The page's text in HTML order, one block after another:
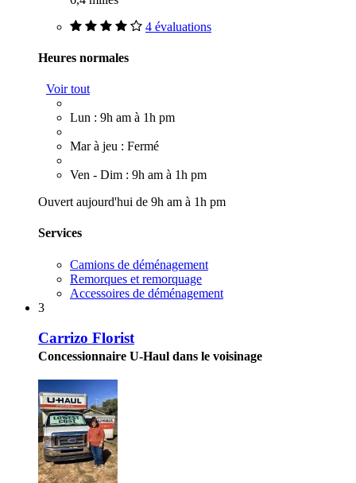
4 évaluations
Heures normales
Voir tout
Lun : 9h am à 1h pm
Mar à jeu : Fermé
Ven - Dim : 9h am à 1h pm
Ouvert aujourd'hui de 9h am à 1h pm
Services
Camions de déménagement
Remorques et remorquage
Accessoires de déménagement
3
Carrizo Florist
Concessionnaire U-Haul dans le voisinage